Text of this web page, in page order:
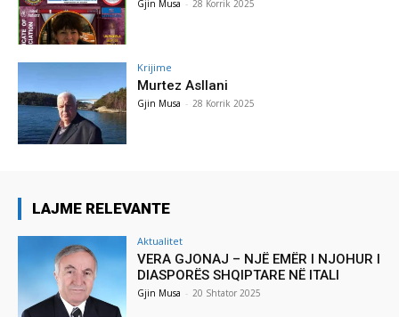
Gjin Musa - 28 Korrik 2025
Krijime
Murtez Asllani
Gjin Musa - 28 Korrik 2025
LAJME RELEVANTE
Aktualitet
VERA GJONAJ – NJË EMËR I NJOHUR I
DIASPORËS SHQIPTARE NË ITALI
Gjin Musa - 20 Shtator 2025